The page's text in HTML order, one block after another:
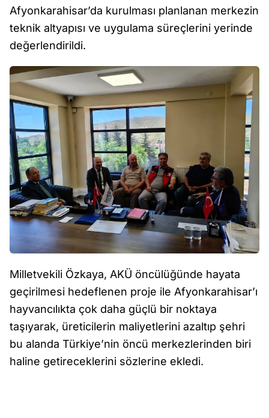
Afyonkarahisar’da kurulması planlanan merkezin
teknik altyapısı ve uygulama süreçlerini yerinde
değerlendirildi.
Milletvekili Özkaya, AKÜ öncülüğünde hayata
geçirilmesi hedeflenen proje ile Afyonkarahisar’ı
hayvancılıkta çok daha güçlü bir noktaya
taşıyarak, üreticilerin maliyetlerini azaltıp şehri
bu alanda Türkiye’nin öncü merkezlerinden biri
haline getireceklerini sözlerine ekledi.